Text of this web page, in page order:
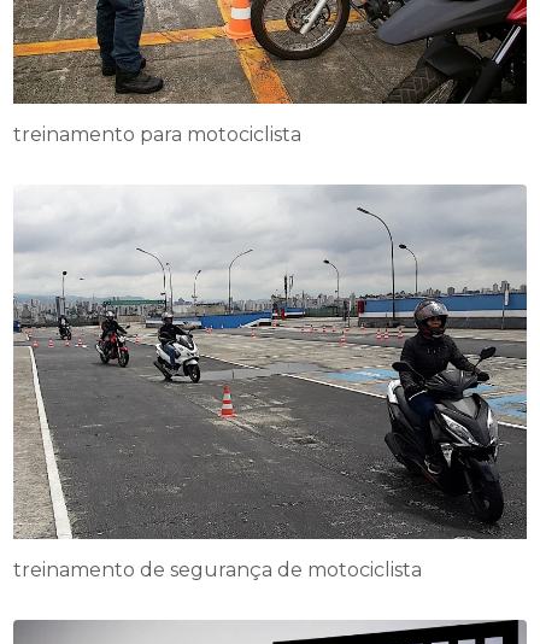
treinamento para motociclista
treinamento de segurança de motociclista